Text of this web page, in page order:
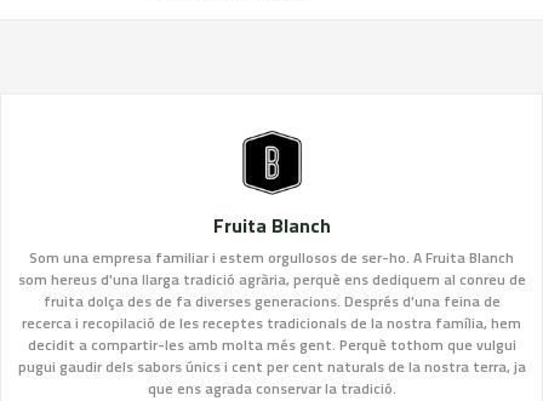
Fruita Blanch
Som una empresa familiar i estem orgullosos de ser-ho. A Fruita Blanch
som hereus d'una llarga tradició agrària, perquè ens dediquem al conreu de
fruita dolça des de fa diverses generacions. Després d'una feina de
recerca i recopilació de les receptes tradicionals de la nostra família, hem
decidit a compartir-les amb molta més gent. Perquè tothom que vulgui
pugui gaudir dels sabors únics i cent per cent naturals de la nostra terra, ja
que ens agrada conservar la tradició.